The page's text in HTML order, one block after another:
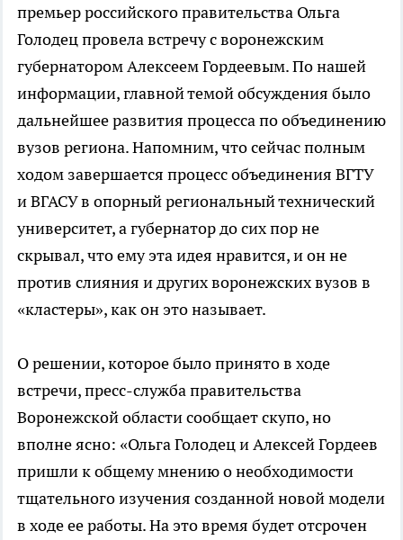
премьер российского правительства Ольга
Голодец провела встречу с воронежским
губернатором Алексеем Гордеевым. По нашей
информации, главной темой обсуждения было
дальнейшее развития процесса по объединению
вузов региона. Напомним, что сейчас полным
ходом завершается процесс объединения ВГТУ
и ВГАСУ в опорный региональный технический
университет, а губернатор до сих пор не
скрывал, что ему эта идея нравится, и он не
против слияния и других воронежских вузов в
«кластеры», как он это называет.
О решении, которое было принято в ходе
встречи, пресс-служба правительства
Воронежской области сообщает скупо, но
вполне ясно: «Ольга Голодец и Алексей Гордеев
пришли к общему мнению о необходимости
тщательного изучения созданной новой модели
в ходе ее работы. На это время будет отсрочен